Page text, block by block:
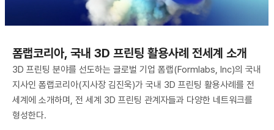
폼랩코리아, 국내 3D 프린팅 활용사례 전세계 소개
3D 프린팅 분야를 선도하는 글로벌 기업 폼랩(Formlabs, Inc)의 국내
지사인 폼랩코리아(지사장 김진욱)가 국내 3D 프린팅 활용사례를 전
세계에 소개하며, 전 세계 3D 프린팅 관계자들과 다양한 네트워크를
형성한다.